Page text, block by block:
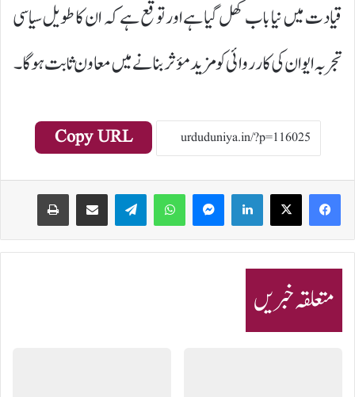
قیادت میں نیا باب کھل گیا ہے اور توقع ہے کہ ان کا طویل سیاسی
تجربہ ایوان کی کارروائی کو مزید مؤثر بنانے میں معاون ثابت ہوگا۔
Copy URL
LinkedIn
WhatsApp
Telegram
متعلقہ خبریں